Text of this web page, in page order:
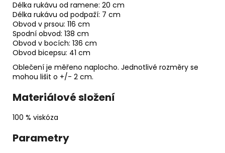
Délka rukávu od ramene: 20 cm
Délka rukávu od podpaží: 7 cm
Obvod v prsou: 116 cm
Spodní obvod: 138 cm
Obvod v bocích: 136 cm
Obvod bicepsu: 41 cm
Oblečení je měřeno naplocho. Jednotlivé rozměry se
mohou lišit o +/- 2 cm.
Materiálové složení
100 % viskóza
Parametry